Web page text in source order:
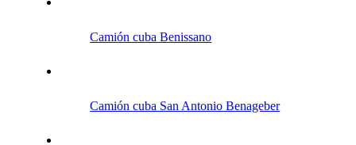
Camión cuba Benissano
Camión cuba San Antonio Benageber